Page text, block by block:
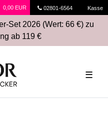
02801-6564 Kasse
0,00 EUR
Set 2026 (Wert: 66 €) zu
ab 119 €
☰